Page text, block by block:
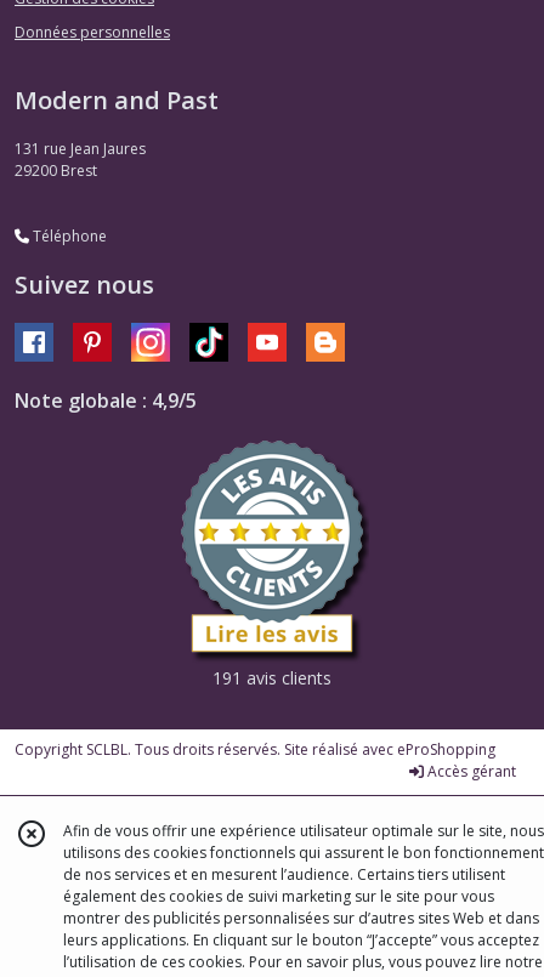
Données personnelles
Modern and Past
131 rue Jean Jaures
29200 Brest
Téléphone
Suivez nous
Note globale : 4,9/5
191 avis clients
Copyright SCLBL. Tous droits réservés. Site réalisé avec eProShopping
Accès gérant
Afin de vous offrir une expérience utilisateur optimale sur le site, nous
utilisons des cookies fonctionnels qui assurent le bon fonctionnement
de nos services et en mesurent l’audience. Certains tiers utilisent
également des cookies de suivi marketing sur le site pour vous
montrer des publicités personnalisées sur d’autres sites Web et dans
leurs applications. En cliquant sur le bouton “J’accepte” vous acceptez
l’utilisation de ces cookies. Pour en savoir plus, vous pouvez lire notre